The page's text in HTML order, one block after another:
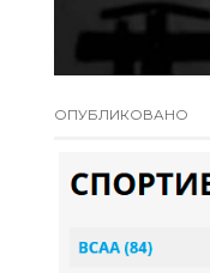
ОПУБЛИКОВАНО